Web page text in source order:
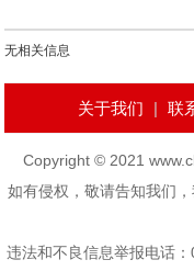
无相关信息
关于我们 | 联
Copyright © 2021
如有侵权，敬请告知我们
违法和不良信息举报电